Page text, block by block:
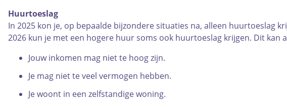
Huurtoeslag
In 2025 kon je, op bepaalde bijzondere situaties na, alleen huurtoeslag
2026 kun je met een hogere huur soms ook huurtoeslag krijgen. Dit
Jouw inkomen mag niet te hoog zijn.
Je mag niet te veel vermogen hebben.
Je woont in een zelfstandige woning.